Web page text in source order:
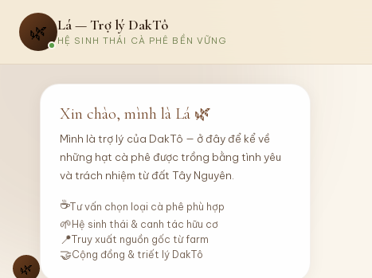
🌿 Lá — Trợ lý DakTô
HỆ SINH THÁI CÀ PHÊ BỀN VỮNG
🌿
Xin chào, mình là Lá 🌿
Mình là trợ lý của DakTô — ở đây để kể về
những hạt cà phê được trồng bằng tình yêu
và trách nhiệm từ đất Tây Nguyên.
☕Tư vấn chọn loại cà phê phù hợp
🌱 Hệ sinh thái & canh tác hữu cơ
📍Truy xuất nguồn gốc từ farm
🤝Cộng đồng & triết lý DakTô